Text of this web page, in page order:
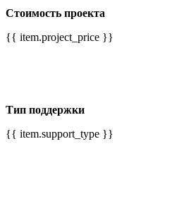
Стоимость проекта
{{ item.project_price }}
Тип поддержки
{{ item.support_type }}